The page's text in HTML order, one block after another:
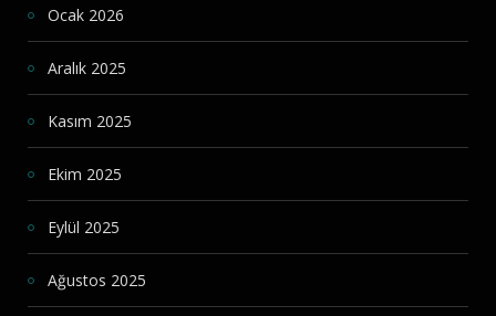
Ocak 2026
Aralık 2025
Kasım 2025
Ekim 2025
Eylül 2025
Ağustos 2025